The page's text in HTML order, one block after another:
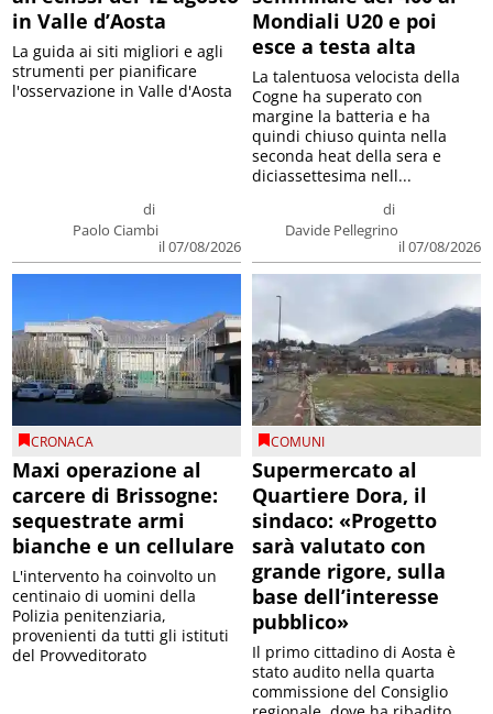
in Valle d’Aosta
di
Paolo Ciambi
il 07/08/2026
La guida ai siti migliori e agli
strumenti per pianificare
l'osservazione in Valle d'Aosta
Mondiali U20 e poi
esce a testa alta
di
Davide Pellegrino
il 07/08/2026
La talentuosa velocista della
Cogne ha superato con
margine la batteria e ha
quindi chiuso quinta nella
seconda heat della sera e
diciassettesima nell...
CRONACA
Maxi operazione al
carcere di Brissogne:
sequestrate armi
bianche e un cellulare
L'intervento ha coinvolto un
centinaio di uomini della
Polizia penitenziaria,
provenienti da tutti gli istituti
del Provveditorato
COMUNI
Supermercato al
Quartiere Dora, il
sindaco: «Progetto
sarà valutato con
grande rigore, sulla
base dell’interesse
pubblico»
Il primo cittadino di Aosta è
stato audito nella quarta
commissione del Consiglio